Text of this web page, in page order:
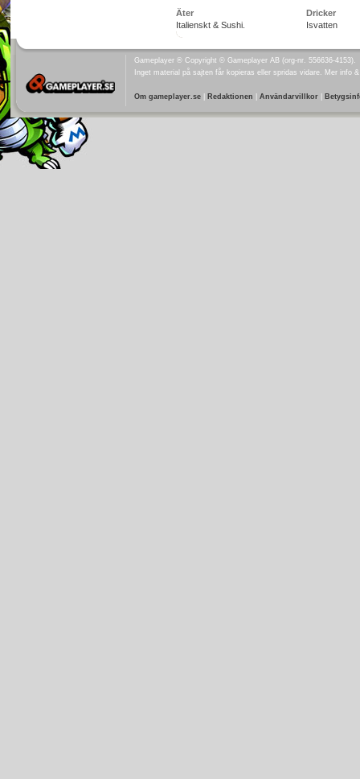
Äter
Italienskt & Sushi.
Dricker
Isvatten
Gameplayer ® Copyright © Gameplayer AB (org-nr. 556636-4153).
Inget material på sajten får kopieras eller spridas vidare. Mer info
Om gameplayer.se Redaktionen Användarvillkor